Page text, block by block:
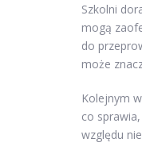
Szkolni
mogą
do
może
Kolejnym
co
względu